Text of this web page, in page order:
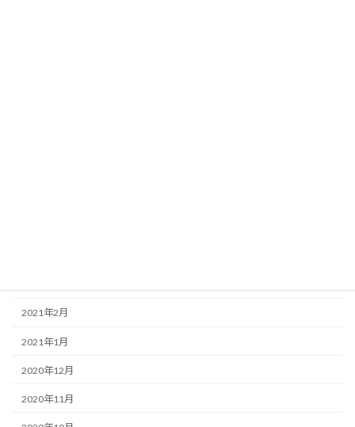
2021年2月
2021年1月
2020年12月
2020年11月